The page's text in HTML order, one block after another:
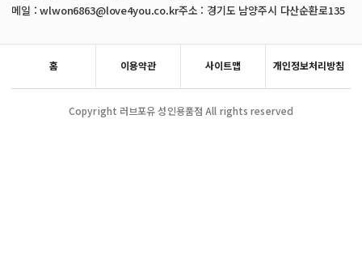
메일 : wlwon6863@love4you.co.kr주소 : 경기도 남양주시 다산순환로135
홈 이용약관 사이트맵 개인정보처리방침
Copyright 러브포유 성인용품점 All rights reserved